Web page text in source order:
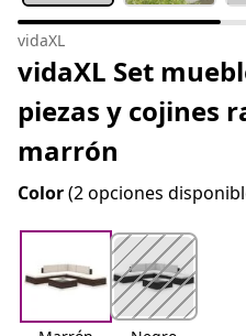
vidaXL
vidaXL Set
piezas y cojines
marrón
Color(2 opciones